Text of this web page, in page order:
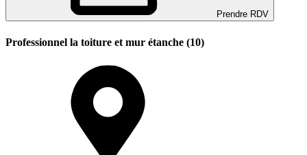
Prendre RDV
Professionnel la toiture et mur étanche (10)